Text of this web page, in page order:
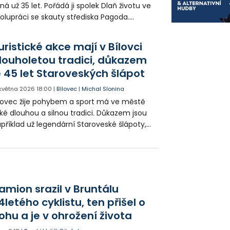
už 35 let. Pořádá ji spolek Dlaň životu ve
se skauty střediska Pagoda.
akce mají v Bílovci
tradici, důkazem
45 let Staroveských šlápot
2026 18:00 |Bílovec |Michal Slonina
žije pohybem a sport má ve městě
dlouhou a silnou tradici. Důkazem jsou
už legendární Staroveské šlápoty,
Letos na její start dorazilo přes 500
srazil v Bruntálu
cyklistu, ten přišel o
a je v ohrožení života